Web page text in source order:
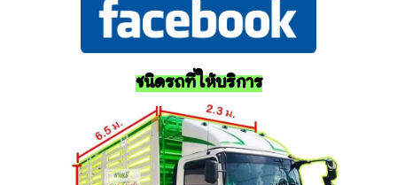
ชนิดรถที่ให้บริการ